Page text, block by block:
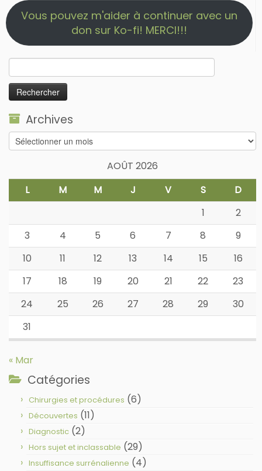
Vous pouvez m'aider à continuer avec un
don sur Ko-fi! MERCI!!!
Archives
Archives
AOÛT 2026
L
M M J V S
D
1
2
3
4 5 6 7 8
9
10
11 12 13 14 15
16
17
18 19 20 21 22
23
24
25 26 27 28 29
30
31
« Mar
Catégories
Chirurgies et procédures (6)
Découvertes (11)
Diagnostic (2)
Hors sujet et inclassable (29)
Insuffisance surrénalienne (4)